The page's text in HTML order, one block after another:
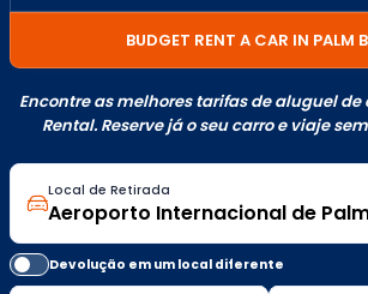
BUDGET RENT A CAR IN PALM
Encontre as melhores tarifas de aluguel de
Rental. Reserve já o seu carro e viaje
Local de Retirada
Devolução em um local diferente